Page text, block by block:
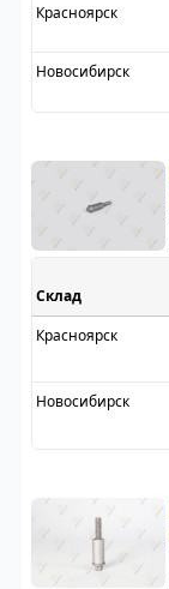
Красноярск
Новосибирск
Склад
Красноярск
Новосибирск